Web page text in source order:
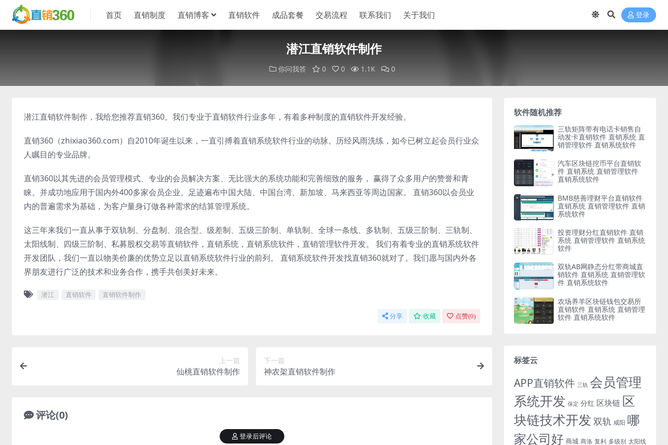
首页 直销制度 直销博客 直销软件 成品套餐 交易流程 联系我们 关于我们 登录
潜江直销软件制作
你问我答 0 0 1.1K 0
潜江直销软件制作，我给您推荐直销360。我们专业于直销软件行业多年，有着多种制度的直销软件开发经验。
直销360（zhixiao360.com）自2010年诞生以来，一直引搏着直销系统软件行业的动脉。历经风雨洗练，如今已树立起会员行业众
人瞩目的专业品牌。
直销360以其先进的会员管理模式、专业的会员解决方案、无比强大的系统功能和完善细致的服务， 赢得了众多用户的赞誉和青
睐。并成功地应用于国内外400多家会员企业。足迹遍布中国大陆、中国台湾、新加坡、马来西亚等周边国家。 直销360以会员业
内的普遍需求为基础，为客户量身订做各种需求的结算管理系统。
这三年来我们一直从事于双轨制、分盘制、混合型、级差制、五级三阶制、单轨制、全球一条线、多轨制、五级三阶制、三轨制、
太阳线制、四级三阶制、私募股权交易等直销软件，直销系统，直销系统软件，直销管理软件开发。 我们有着专业的直销系统软件
开发团队，我们一直以物美价廉的优势立足以直销系统软件行业的前列。 直销系统软件开发找直销360就对了。我们愿与国内外各
界朋友进行广泛的技术和业务合作，携手共创美好未来。
潜江 直销软件 直销软件制作
分享 收藏 点赞(0)
上一篇
仙桃直销软件制作
下一篇
神农架直销软件制作
评论(0)
登录后评论
软件随机推荐
三轨矩阵带有电话卡销售自
动发卡直销软件 直销系统 直
销管理软件 直销系统软件
汽车区块链挖币平台直销软
件 直销系统 直销管理软件
直销系统软件
BMB慈善理财平台直销软件
直销系统 直销管理软件 直销
系统软件
投资理财分红直销软件 直销
系统 直销管理软件 直销系统
软件
双轨AB网静态分红带商城直
销软件 直销系统 直销管理软
件 直销系统软件
农场养羊区块链钱包交易所
直销软件 直销系统 直销管理
软件 直销系统软件
标签云
APP直销软件 三轨 会员管理
系统开发 保定 分红 区块链 区
块链技术开发 双轨 咸阳 哪
家公司好 商城 商洛 复利 多级别 太阳线